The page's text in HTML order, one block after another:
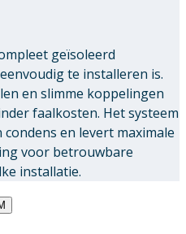
geïsoleerd
te installeren is.
en slimme koppelingen
faalkosten. Het systeem
en levert maximale
voor betrouwbare
installatie.